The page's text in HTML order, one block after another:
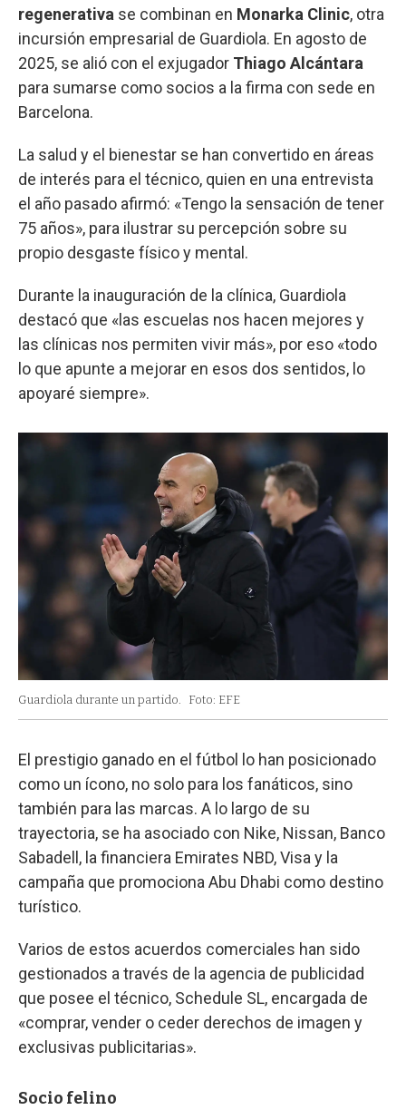
regenerativa se combinan en Monarka Clinic, otra
incursión empresarial de Guardiola. En agosto de
2025, se alió con el exjugador Thiago Alcántara
para sumarse como socios a la firma con sede en
Barcelona.
La salud y el bienestar se han convertido en áreas
de interés para el técnico, quien en una entrevista
el año pasado afirmó: «Tengo la sensación de tener
75 años», para ilustrar su percepción sobre su
propio desgaste físico y mental.
Durante la inauguración de la clínica, Guardiola
destacó que «las escuelas nos hacen mejores y
las clínicas nos permiten vivir más», por eso «todo
lo que apunte a mejorar en esos dos sentidos, lo
apoyaré siempre».
Guardiola durante un partido. Foto: EFE
El prestigio ganado en el fútbol lo han posicionado
como un ícono, no solo para los fanáticos, sino
también para las marcas. A lo largo de su
trayectoria, se ha asociado con Nike, Nissan, Banco
Sabadell, la financiera Emirates NBD, Visa y la
campaña que promociona Abu Dhabi como destino
turístico.
Varios de estos acuerdos comerciales han sido
gestionados a través de la agencia de publicidad
que posee el técnico, Schedule SL, encargada de
«comprar, vender o ceder derechos de imagen y
exclusivas publicitarias».
Socio felino